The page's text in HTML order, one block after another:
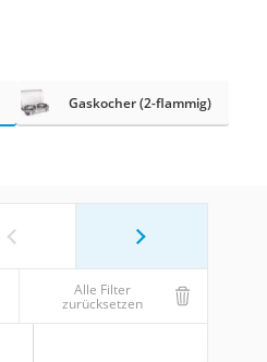
Gaskocher (2-flammig)
Alle Filter
zurücksetzen